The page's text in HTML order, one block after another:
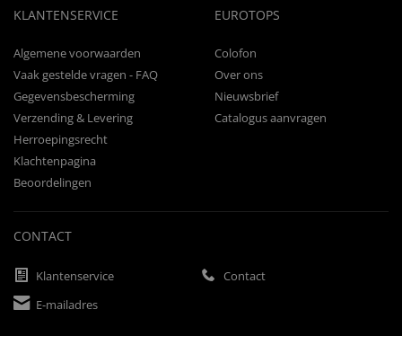
KLANTENSERVICE
Algemene voorwaarden
Vaak gestelde vragen - FAQ
Gegevensbescherming
Verzending & Levering
Herroepingsrecht
Klachtenpagina
Beoordelingen
EUROTOPS
Colofon
Over ons
Nieuwsbrief
Catalogus aanvragen
CONTACT
Klantenservice
Contact
E-mailadres